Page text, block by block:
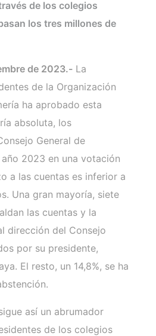
de los colegios
los tres millones de
de 2023.- La
de la Organización
ha aprobado esta
absoluta, los
General de
2023 en una votación
a las cuentas es inferior a
Una gran mayoría, siete
las cuentas y la
dirección del Consejo
por su presidente,
El resto, un 14,8%, se ha
así un abrumador
de los colegios